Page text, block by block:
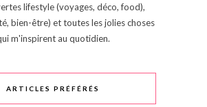
lifestyle (voyages, déco, food),
bien-être) et toutes les jolies choses
m'inspirent au quotidien.
ARTICLES PRÉFÉRÉS